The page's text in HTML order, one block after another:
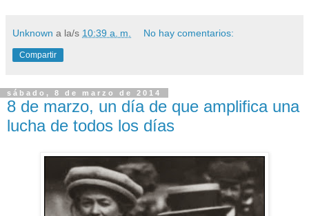
Unknown a la/s 10:39 a. m. No hay comentarios:
Compartir
sábado, 8 de marzo de 2014
8 de marzo, un día de que amplifica una
lucha de todos los días